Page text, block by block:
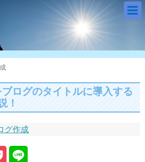
ログのタイトルに導入する
！
グ作成